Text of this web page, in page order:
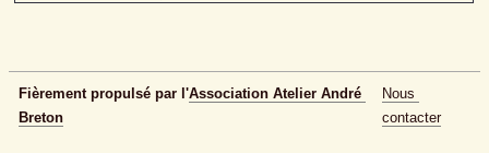
Fièrement propulsé par l'Association Atelier André
Breton
Nous
contacter